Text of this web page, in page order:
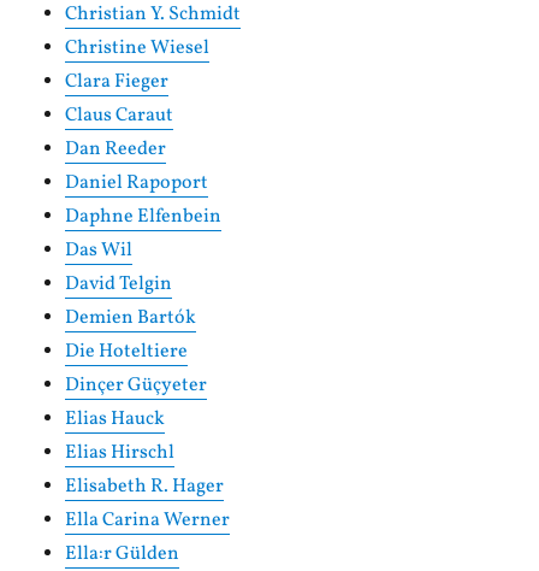
Christian Y. Schmidt
Christine Wiesel
Clara Fieger
Claus Caraut
Dan Reeder
Daniel Rapoport
Daphne Elfenbein
Das Wil
David Telgin
Demien Bartók
Die Hoteltiere
Dinçer Güçyeter
Elias Hauck
Elias Hirschl
Elisabeth R. Hager
Ella Carina Werner
Ella:r Gülden